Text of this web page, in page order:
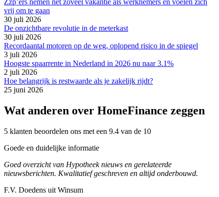
Zzp’ers nemen net zoveel vakantie als werknemers en voelen zich
vrij om te gaan
30 juli 2026
De onzichtbare revolutie in de meterkast
30 juli 2026
Recordaantal motoren op de weg, oplopend risico in de spiegel
3 juli 2026
Hoogste spaarrente in Nederland in 2026 nu naar 3.1%
2 juli 2026
Hoe belangrijk is restwaarde als je zakelijk rijdt?
25 juni 2026
Wat anderen over HomeFinance zeggen
5 klanten beoordelen ons met een 9.4 van de 10
Goede en duidelijke informatie
Goed overzicht van Hypotheek nieuws en gerelateerde
nieuwsberichten. Kwalitatief geschreven en altijd onderbouwd.
F.V. Doedens uit Winsum